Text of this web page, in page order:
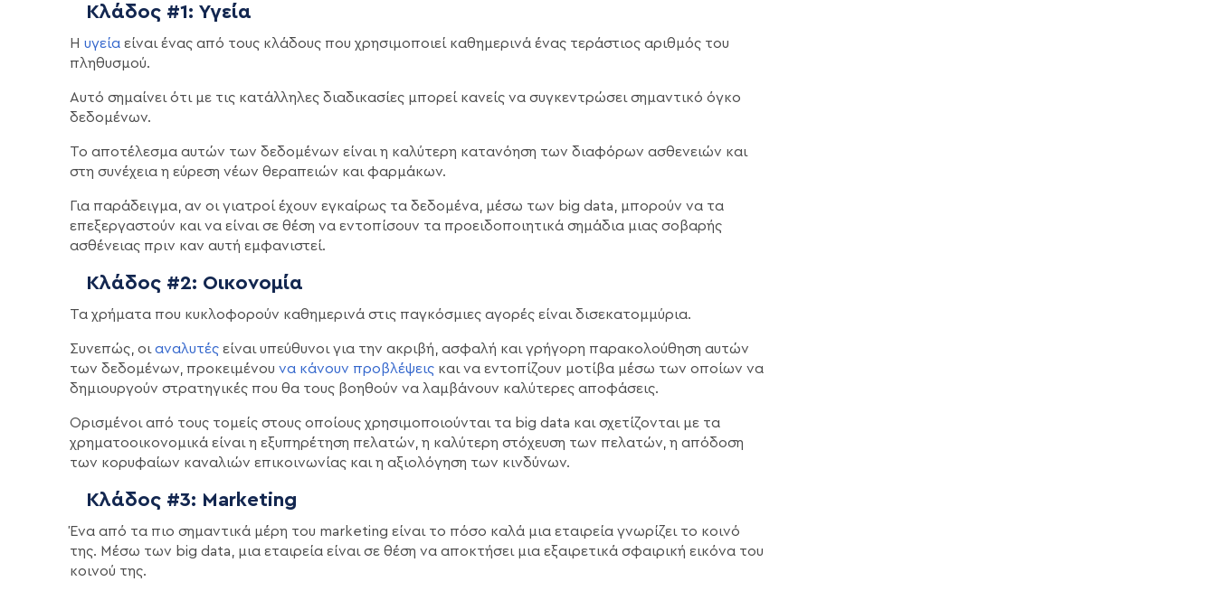
Κλάδος #1: Υγεία
Η υγεία είναι ένας από τους κλάδους που χρησιμοποιεί καθημερινά ένας τεράστιος αριθμός του
πληθυσμού.
Αυτό σημαίνει ότι με τις κατάλληλες διαδικασίες μπορεί κανείς να συγκεντρώσει σημαντικό όγκο
δεδομένων.
Το αποτέλεσμα αυτών των δεδομένων είναι η καλύτερη κατανόηση των διαφόρων ασθενειών και
στη συνέχεια η εύρεση νέων θεραπειών και φαρμάκων.
Για παράδειγμα, αν οι γιατροί έχουν εγκαίρως τα δεδομένα, μέσω των big data, μπορούν να τα
επεξεργαστούν και να είναι σε θέση να εντοπίσουν τα προειδοποιητικά σημάδια μιας σοβαρής
ασθένειας πριν καν αυτή εμφανιστεί.
Κλάδος #2: Οικονομία
Τα χρήματα που κυκλοφορούν καθημερινά στις παγκόσμιες αγορές είναι δισεκατομμύρια.
Συνεπώς, οι αναλυτές είναι υπεύθυνοι για την ακριβή, ασφαλή και γρήγορη παρακολούθηση αυτών
των δεδομένων, προκειμένου να κάνουν προβλέψεις και να εντοπίζουν μοτίβα μέσω των οποίων να
δημιουργούν στρατηγικές που θα τους βοηθούν να λαμβάνουν καλύτερες αποφάσεις.
Ορισμένοι από τους τομείς στους οποίους χρησιμοποιούνται τα big data και σχετίζονται με τα
χρηματοοικονομικά είναι η εξυπηρέτηση πελατών, η καλύτερη στόχευση των πελατών, η απόδοση
των κορυφαίων καναλιών επικοινωνίας και η αξιολόγηση των κινδύνων.
Κλάδος #3: Marketing
Ένα από τα πιο σημαντικά μέρη του marketing είναι το πόσο καλά μια εταιρεία γνωρίζει το κοινό
της. Μέσω των big data, μια εταιρεία είναι σε θέση να αποκτήσει μια εξαιρετικά σφαιρική εικόνα του
κοινού της.